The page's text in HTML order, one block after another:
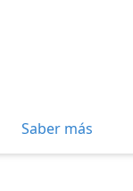
Saber más